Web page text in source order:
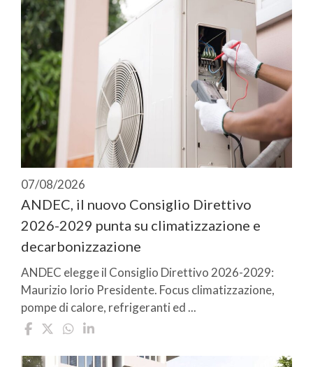
07/08/2026
ANDEC, il nuovo Consiglio Direttivo
2026-2029 punta su climatizzazione e
decarbonizzazione
ANDEC elegge il Consiglio Direttivo 2026-2029:
Maurizio Iorio Presidente. Focus climatizzazione,
pompe di calore, refrigeranti ed ...